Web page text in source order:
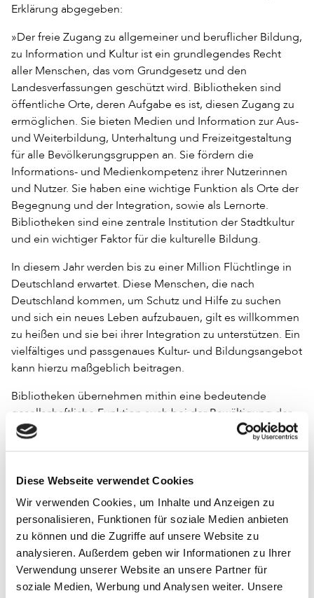
Diese Webseite verwendet Cookies
Wir verwenden Cookies, um Inhalte und Anzeigen zu
personalisieren, Funktionen für soziale Medien anbieten
zu können und die Zugriffe auf unsere Website zu
analysieren. Außerdem geben wir Informationen zu Ihrer
Verwendung unserer Website an unsere Partner für
soziale Medien, Werbung und Analysen weiter. Unsere
Erklärung abgegeben:
»Der freie Zugang zu allgemeiner und beruflicher Bildung,
zu Information und Kultur ist ein grundlegendes Recht
aller Menschen, das vom Grundgesetz und den
Landesverfassungen geschützt wird. Bibliotheken sind
öffentliche Orte, deren Aufgabe es ist, diesen Zugang zu
ermöglichen. Sie bieten Medien und Information zur Aus-
und Weiterbildung, Unterhaltung und Freizeitgestaltung
für alle Bevölkerungsgruppen an. Sie fördern die
Informations- und Medienkompetenz ihrer Nutzerinnen
und Nutzer. Sie haben eine wichtige Funktion als Orte der
Begegnung und der Integration, sowie als Lernorte.
Bibliotheken sind eine zentrale Institution der Stadtkultur
und ein wichtiger Faktor für die kulturelle Bildung.
In diesem Jahr werden bis zu einer Million Flüchtlinge in
Deutschland erwartet. Diese Menschen, die nach
Deutschland kommen, um Schutz und Hilfe zu suchen
und sich ein neues Leben aufzubauen, gilt es willkommen
zu heißen und sie bei ihrer Integration zu unterstützen. Ein
vielfältiges und passgenaues Kultur- und Bildungsangebot
kann hierzu maßgeblich beitragen.
Bibliotheken übernehmen mithin eine bedeutende
gesellschaftliche Funktion auch bei der Bewältigung der
Herausforderung, die Flüchtlinge und Asylsuchenden bei
lokale Willkommenskultur einbringen und Kontakte zu
den hier neu angekommenen Menschen und den
engagierten Akteuren auf- und ausbauen. Sie werden
transparente, verständliche und situationsrelevante
Angebote bereithalten und sich noch besser als Orte des
Aufenthalts etablieren.
Bereits heute gibt es viele gute Beispiele von